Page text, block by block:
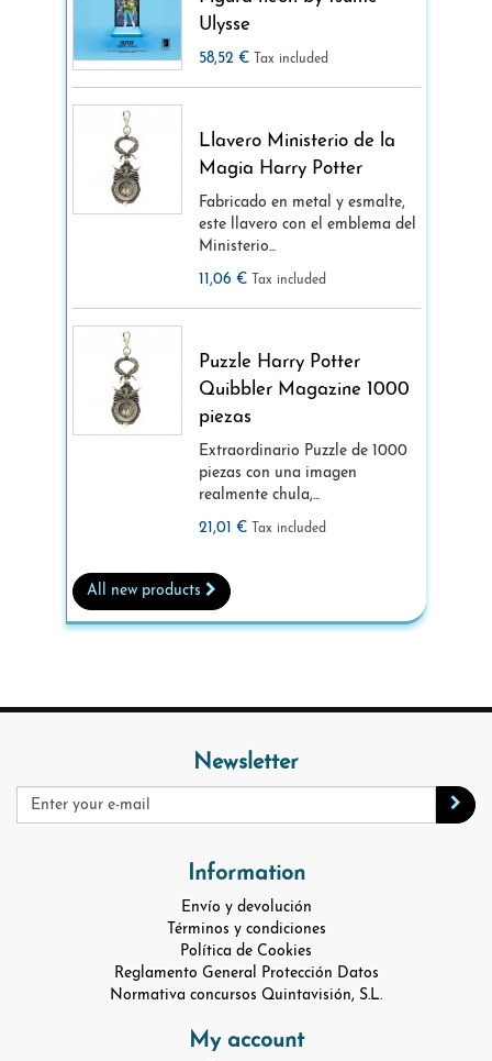
Ulysse
58,52 € Tax included
Llavero Ministerio de la
Magia Harry Potter
Fabricado en metal y esmalte,
este llavero con el emblema del
Ministerio...
11,06 €
Tax included
Puzzle Harry Potter
Quibbler Magazine 1000
piezas
Extraordinario Puzzle de 1000
piezas con una imagen
realmente chula,...
21,01 €
Tax included
All new products
Newsletter
Information
Envío y devolución
Términos y condiciones
Política de Cookies
Reglamento General Protección Datos
Normativa concursos Quintavisión, S.L.
My account